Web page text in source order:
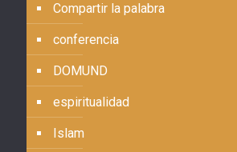
Compartir la palabra
conferencia
DOMUND
espiritualidad
Islam